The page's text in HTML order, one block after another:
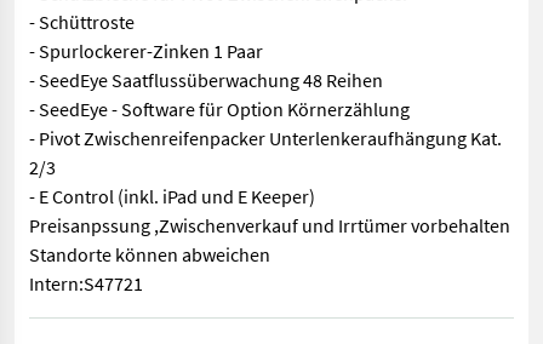
- Schüttroste
- Spurlockerer-Zinken 1 Paar
- SeedEye Saatflussüberwachung 48 Reihen
- SeedEye - Software für Option Körnerzählung
- Pivot Zwischenreifenpacker Unterlenkeraufhängung Kat.
2/3
- E Control (inkl. iPad und E Keeper)
Preisanpssung ,Zwischenverkauf und Irrtümer vorbehalten
Standorte können abweichen
Intern:S47721
Väderstad Drillmaschine - Pneumatische Bremse -